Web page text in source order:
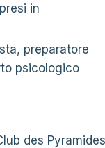
in
preparatore
psicologico
des Pyramides